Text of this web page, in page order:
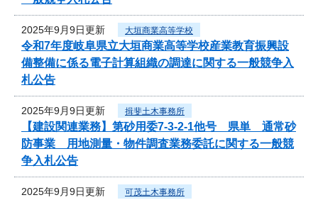
2025年9月9日更新 大垣商業高等学校
令和7年度岐阜県立大垣商業高等学校産業教育振興設
備整備に係る電子計算組織の調達に関する一般競争入
札公告
2025年9月9日更新 揖斐土木事務所
【建設関連業務】第砂用委7-3-2-1他号 県単 通常砂
防事業 用地測量・物件調査業務委託に関する一般競
争入札公告
2025年9月9日更新 可茂土木事務所